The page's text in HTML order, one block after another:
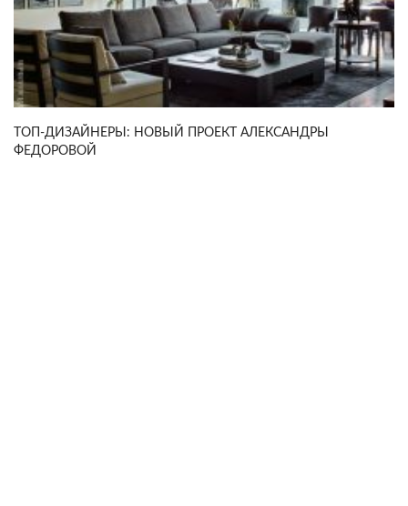
ТОП-ДИЗАЙНЕРЫ: НОВЫЙ ПРОЕКТ АЛЕКСАНДРЫ
ФЕДОРОВОЙ